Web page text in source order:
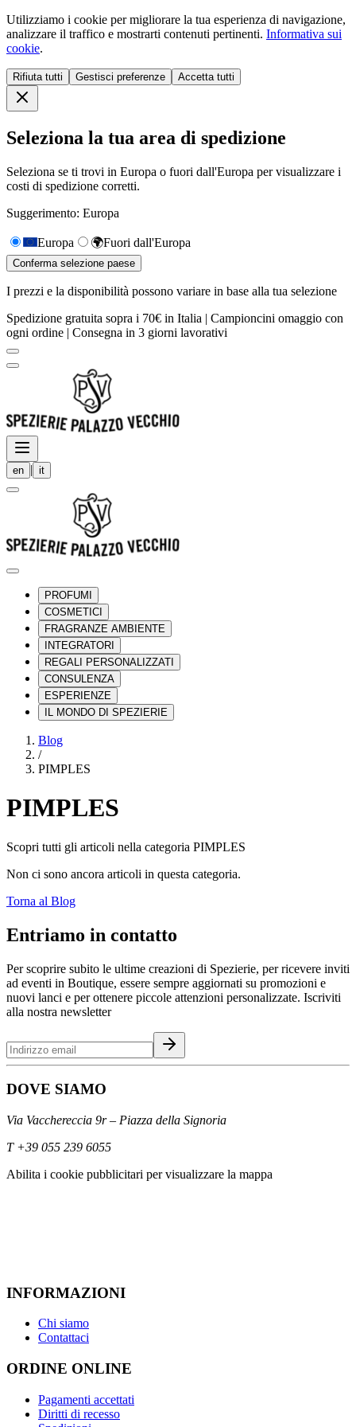
Utilizziamo i cookie per migliorare la tua esperienza di navigazione,
analizzare il traffico e mostrarti contenuti pertinenti. Informativa sui
cookie.
Rifiuta tutti Gestisci preferenze Accetta tutti
Seleziona la tua area di spedizione
Seleziona se ti trovi in Europa o fuori dall'Europa per visualizzare i
costi di spedizione corretti.
Suggerimento: Europa
Europa 🌍Fuori dall'Europa
Conferma selezione paese
I prezzi e la disponibilità possono variare in base alla tua selezione
Spedizione gratuita sopra i 70€ in Italia | Campioncini omaggio con
ogni ordine | Consegna in 3 giorni lavorativi
en | it
PROFUMI
COSMETICI
FRAGRANZE AMBIENTE
INTEGRATORI
REGALI PERSONALIZZATI
CONSULENZA
ESPERIENZE
IL MONDO DI SPEZIERIE
Blog
/
PIMPLES
PIMPLES
Scopri tutti gli articoli nella categoria PIMPLES
Non ci sono ancora articoli in questa categoria.
Torna al Blog
Entriamo in contatto
Per scoprire subito le ultime creazioni di Spezierie, per ricevere inviti
ad eventi in Boutique, essere sempre aggiornati su promozioni e
nuovi lanci e per ottenere piccole attenzioni personalizzate. Iscriviti
alla nostra newsletter
DOVE SIAMO
Via Vacchereccia 9r – Piazza della Signoria
T +39 055 239 6055
Abilita i cookie pubblicitari per visualizzare la mappa
INFORMAZIONI
Chi siamo
Contattaci
ORDINE ONLINE
Pagamenti accettati
Diritti di recesso